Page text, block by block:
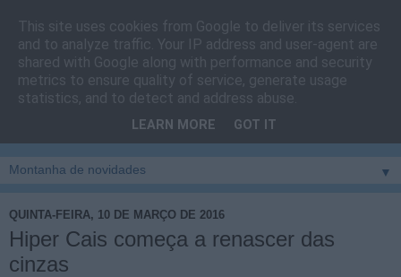
Cais do Pico
Blog sobre um pouco de tudo relacionado com a ilha
vila e ao concelho de São Roque do Pico
▼
QUINTA-FEIRA, 10 DE MARÇO DE 2016
Hiper Cais começa a renascer das
cinzas
This site uses cookies from Google to deliver its services
and to analyze traffic. Your IP address and user-agent are
shared with Google along with performance and security
metrics to ensure quality of service, generate usage
statistics, and to detect and address abuse.
LEARN MORE GOT IT